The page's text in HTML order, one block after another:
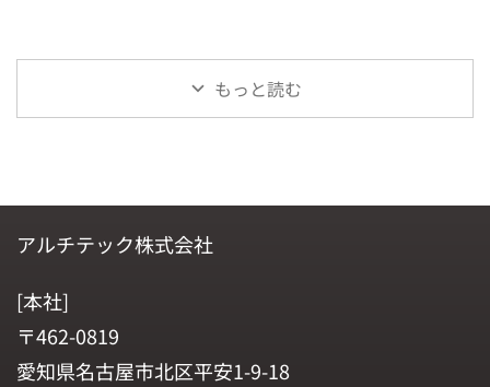
もっと読む
アルチテック株式会社
[本社]
〒462-0819
愛知県名古屋市北区平安1-9-18